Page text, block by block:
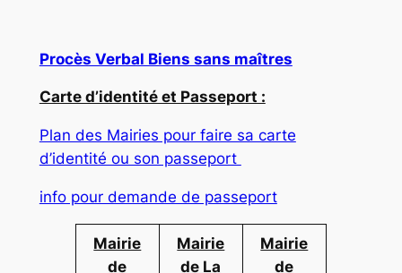
Procès Verbal Biens sans maîtres
Carte d’identité et Passeport :
Plan des Mairies pour faire sa carte
d’identité ou son passeport
info pour demande de passeport
Mairie
de
Mairie
de La
Mairie
de